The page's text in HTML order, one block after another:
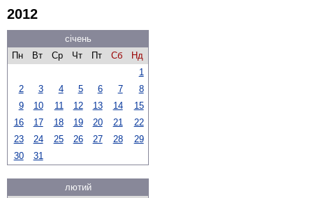
2012
січень
Пн
Вт Ср Чт Пт Сб
Нд
1
2
3 4 5 6 7
8
9
10 11 12 13 14
15
16
17 18 19 20 21
22
23
24 25 26 27 28
29
30
31
лютий